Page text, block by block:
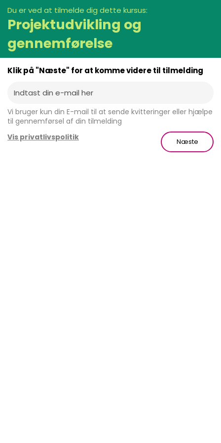
Du er ved at tilmelde dig dette kursus:
Projektudvikling og
gennemførelse
Klik på "Næste" for at komme videre til tilmelding
Vi bruger kun din E-mail til at sende kvitteringer eller hjælpe
til gennemførsel af din tilmelding
Vis privatlivspolitik